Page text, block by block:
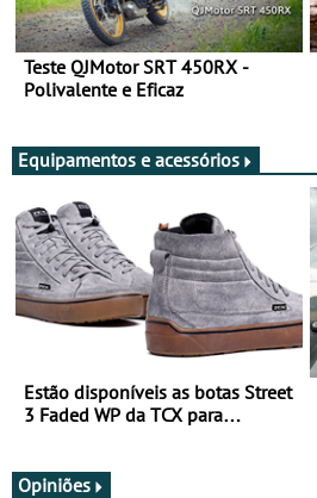
Teste QJMotor SRT 450RX -
Polivalente e Eficaz
Equipamentos e acessórios
Estão disponíveis as botas Street
3 Faded WP da TCX para
Opiniões